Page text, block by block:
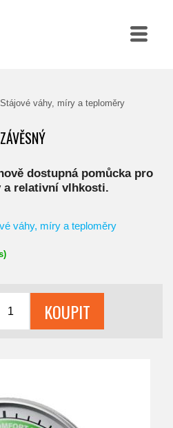
Stájové váhy, míry a teploměry
dostupná pomůcka pro
a relativní vlhkosti.
váhy, míry a teploměry